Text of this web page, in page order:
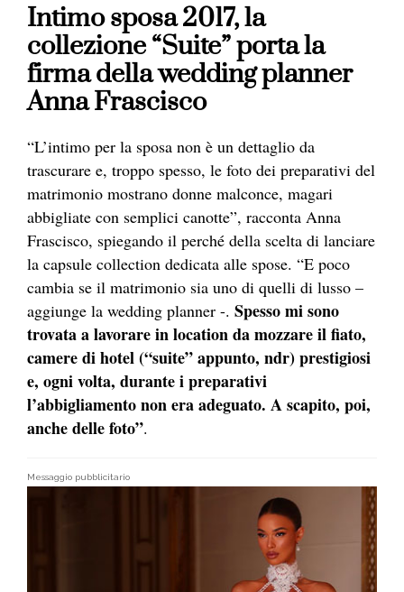
Intimo sposa 2017, la
collezione “Suite” porta la
firma della wedding planner
Anna Frascisco
“L’intimo per la sposa non è un dettaglio da
trascurare e, troppo spesso, le foto dei preparativi del
matrimonio mostrano donne malconce, magari
abbigliate con semplici canotte”, racconta Anna
Frascisco, spiegando il perché della scelta di lanciare
la capsule collection dedicata alle spose. “E poco
cambia se il matrimonio sia uno di quelli di lusso –
aggiunge la wedding planner -. Spesso mi sono
trovata a lavorare in location da mozzare il fiato,
camere di hotel (“suite” appunto, ndr) prestigiosi
e, ogni volta, durante i preparativi
l’abbigliamento non era adeguato. A scapito, poi,
anche delle foto”.
Messaggio pubblicitario